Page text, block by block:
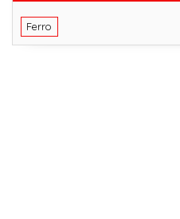
Ferro